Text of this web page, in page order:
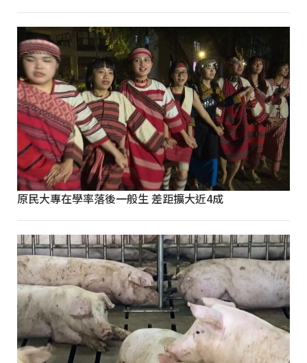
原民大專在學率落後一般生 差距擴大近4成